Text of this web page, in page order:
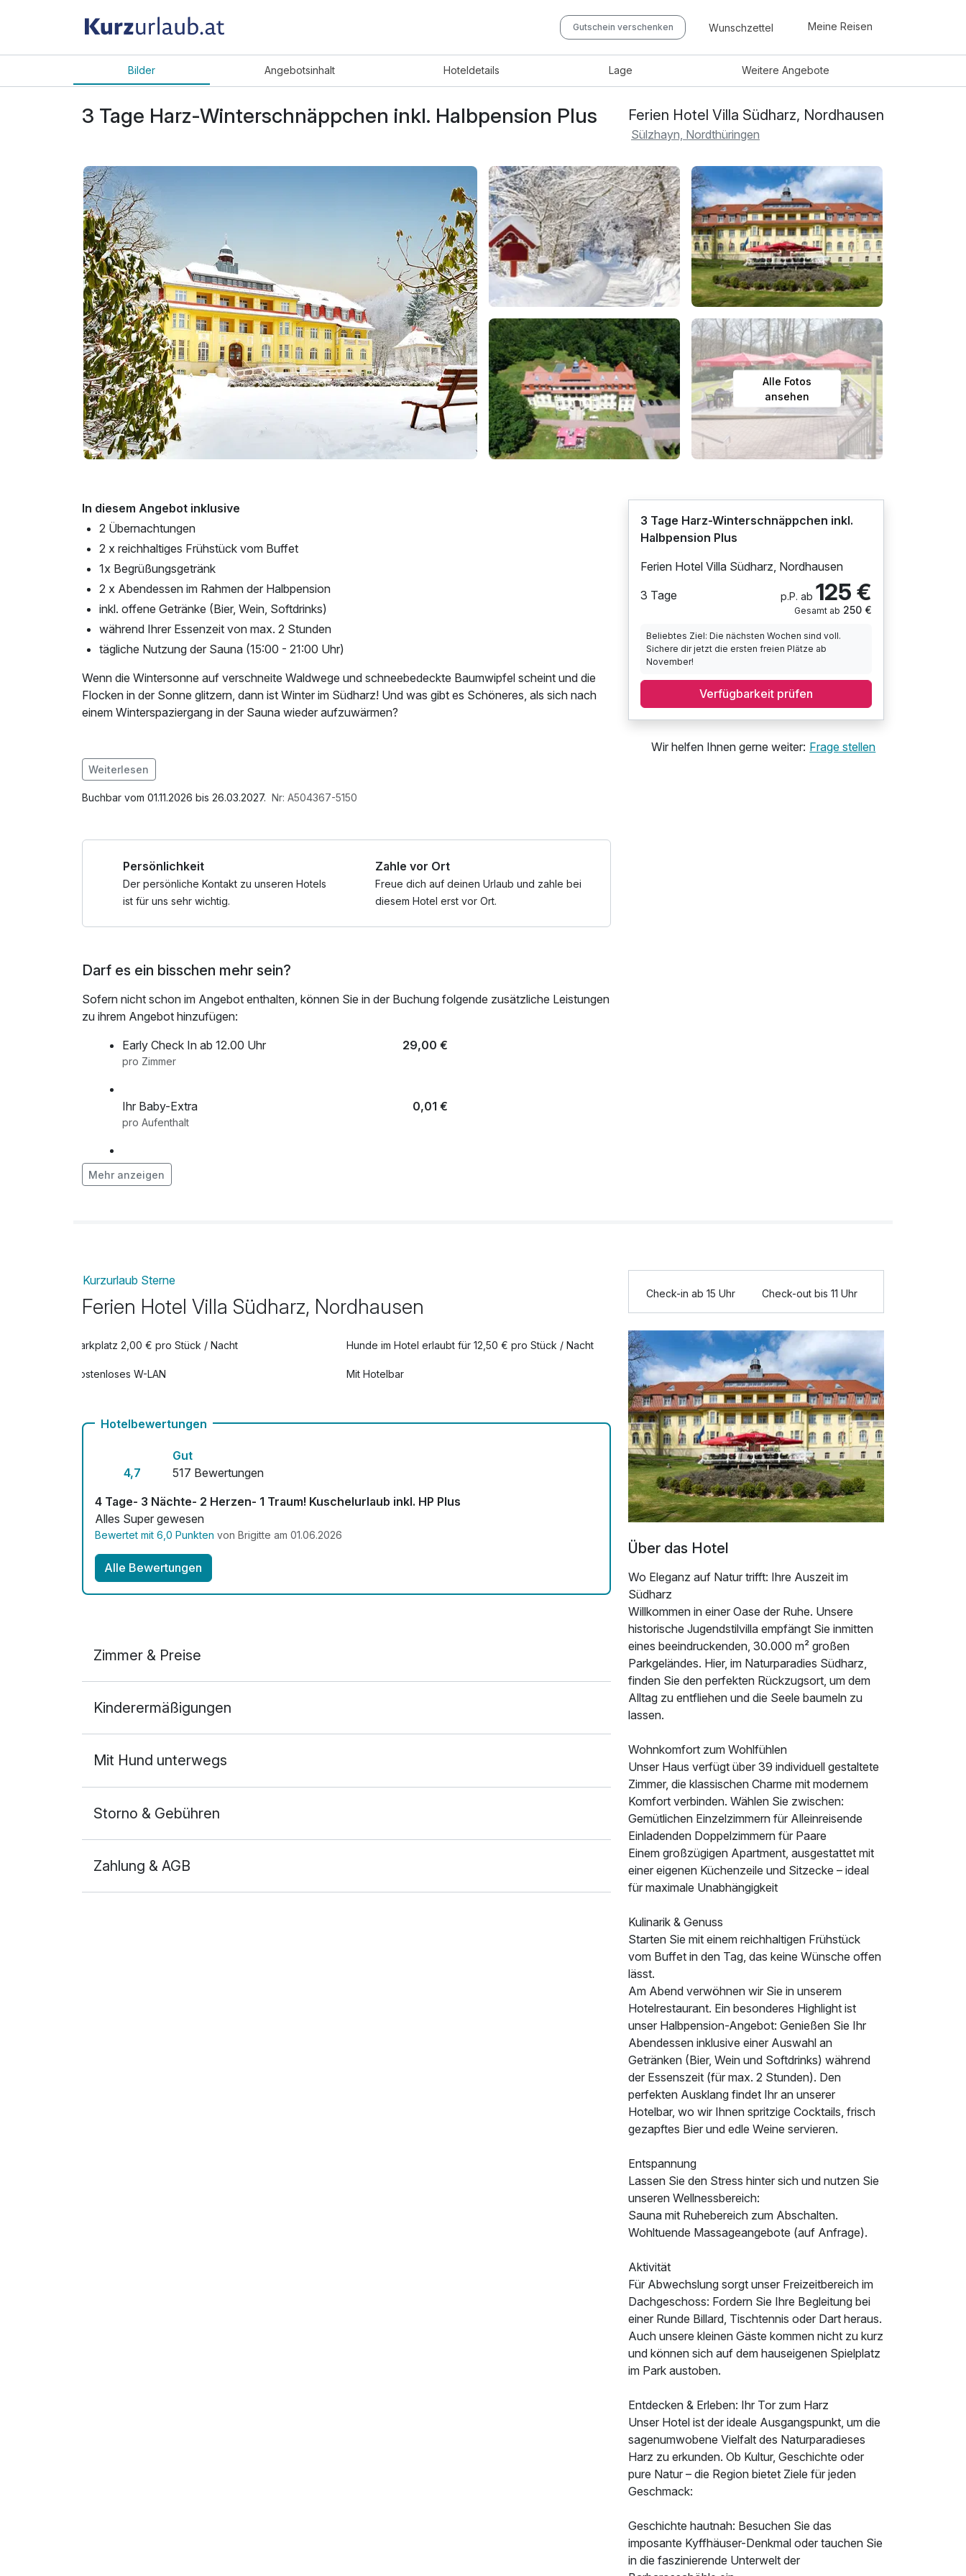
Gutschein verschenken Wunschzettel Meine Reisen
Bilder Angebotsinhalt Hoteldetails Lage WeitereAngebote
3 Tage Harz-Winterschnäppchen inkl. Halbpension Plus Ferien Hotel Villa Südharz, Nordhausen
Sülzhayn, Nordthüringen
Alle Fotos
ansehen
In diesem Angebot inklusive
2 Übernachtungen
2 x reichhaltiges Frühstück vom Buffet
1x Begrüßungsgetränk
2 x Abendessen im Rahmen der Halbpension
inkl. offene Getränke (Bier, Wein, Softdrinks)
während Ihrer Essenzeit von max. 2 Stunden
tägliche Nutzung der Sauna (15:00 - 21:00 Uhr)
Wenn die Wintersonne auf verschneite Waldwege und schneebedeckte Baumwipfel scheint und die
Flocken in der Sonne glitzern, dann ist Winter im Südharz! Und was gibt es Schöneres, als sich nach
einem Winterspaziergang in der Sauna wieder aufzuwärmen?
Im Angebot enthalten
W-LAN Nutzung / Internetnutzung
Weiterlesen
Buchbar vom 01.11.2026 bis 26.03.2027. Nr: A504367-5150
Persönlichkeit
Der persönliche Kontakt zu unseren Hotels
ist für uns sehr wichtig.
Zahle vor Ort
Freue dich auf deinen Urlaub und zahle bei
diesem Hotel erst vor Ort.
Darf es ein bisschen mehr sein?
Sofern nicht schon im Angebot enthalten, können Sie in der Buchung folgende zusätzliche Leistungen
zu ihrem Angebot hinzufügen:
Early Check In ab 12.00 Uhr
29,00 €
pro Zimmer
Ihr Baby-Extra 0,01 €
pro Aufenthalt
Ihr Geburtstags-Extra
pro Zimmer
pro Aufenthalt
pro Zimmer
Mehr anzeigen
3 Tage Harz-Winterschnäppchen inkl.
Halbpension Plus
Ferien Hotel Villa Südharz, Nordhausen
3 Tage
p.P. ab 125 €
Gesamt ab 250 €
Beliebtes Ziel: Die nächsten Wochen sind voll.
Sichere dir jetzt die ersten freien Plätze ab
November!
Verfügbarkeit prüfen
Wir helfen Ihnen gerne weiter: Frage stellen
Kurzurlaub Sterne
Ferien Hotel Villa Südharz, Nordhausen
Parkplatz 2,00 € pro Stück / Nacht Hunde im Hotel erlaubt für 12,50 € pro Stück / Nacht
Kostenloses W-LAN Mit Hotelbar
Hotelbewertungen
4,7
Gut
517 Bewertungen
4 Tage- 3 Nächte- 2 Herzen- 1 Traum! Kuschelurlaub inkl. HP Plus
Alles Super gewesen
Bewertet mit 6,0 Punkten von Brigitte am 01.06.2026
Alle Bewertungen
Zimmer & Preise
2 Erwachsene und 1 Kind
Kinderermäßigungen
Mit Hund unterwegs
Storno & Gebühren
Zahlung & AGB
Check-in ab 15 Uhr Check-out bis 11 Uhr
Über das Hotel
Wo Eleganz auf Natur trifft: Ihre Auszeit im
Südharz
Willkommen in einer Oase der Ruhe. Unsere
historische Jugendstilvilla empfängt Sie inmitten
eines beeindruckenden, 30.000 m² großen
Parkgeländes. Hier, im Naturparadies Südharz,
finden Sie den perfekten Rückzugsort, um dem
Alltag zu entfliehen und die Seele baumeln zu
lassen.
Wohnkomfort zum Wohlfühlen
Unser Haus verfügt über 39 individuell gestaltete
Zimmer, die klassischen Charme mit modernem
Komfort verbinden. Wählen Sie zwischen:
Gemütlichen Einzelzimmern für Alleinreisende
Einladenden Doppelzimmern für Paare
Einem großzügigen Apartment, ausgestattet mit
einer eigenen Küchenzeile und Sitzecke – ideal
für maximale Unabhängigkeit
Kulinarik & Genuss
Starten Sie mit einem reichhaltigen Frühstück
vom Buffet in den Tag, das keine Wünsche offen
lässt.
Am Abend verwöhnen wir Sie in unserem
Hotelrestaurant. Ein besonderes Highlight ist
unser Halbpension-Angebot: Genießen Sie Ihr
Abendessen inklusive einer Auswahl an
Getränken (Bier, Wein und Softdrinks) während
der Essenszeit (für max. 2 Stunden). Den
perfekten Ausklang findet Ihr an unserer
Hotelbar, wo wir Ihnen spritzige Cocktails, frisch
gezapftes Bier und edle Weine servieren.
Entspannung
Lassen Sie den Stress hinter sich und nutzen Sie
unseren Wellnessbereich:
Sauna mit Ruhebereich zum Abschalten.
Wohltuende Massageangebote (auf Anfrage).
Aktivität
Für Abwechslung sorgt unser Freizeitbereich im
Dachgeschoss: Fordern Sie Ihre Begleitung bei
einer Runde Billard, Tischtennis oder Dart heraus.
Auch unsere kleinen Gäste kommen nicht zu kurz
und können sich auf dem hauseigenen Spielplatz
im Park austoben.
Entdecken & Erleben: Ihr Tor zum Harz
Unser Hotel ist der ideale Ausgangspunkt, um die
sagenumwobene Vielfalt des Naturparadieses
Harz zu erkunden. Ob Kultur, Geschichte oder
pure Natur – die Region bietet Ziele für jeden
Geschmack:
Geschichte hautnah: Besuchen Sie das
imposante Kyffhäuser-Denkmal oder tauchen Sie
in die faszinierende Unterwelt der